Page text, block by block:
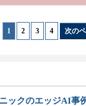
1 2 3 4 次の
ックのエッジAI事